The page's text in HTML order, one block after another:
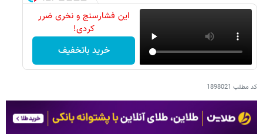
این فشارسنج و نخری ضرر
کردی!
خرید باتخفیف
کد مطلب 1898021